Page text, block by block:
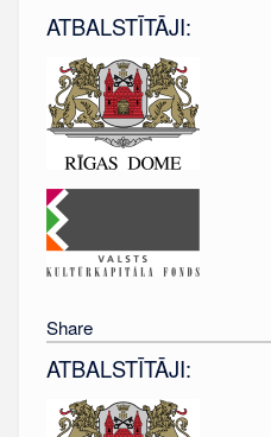
ATBALSTĪTĀJI:
Share
ATBALSTĪTĀJI: